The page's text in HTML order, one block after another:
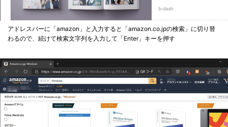
アドレスバーに「amazon」と入力すると「amazon.co.jpの検索」に切り替
わるので、続けて検索文字列を入力して「Enter」キーを押す